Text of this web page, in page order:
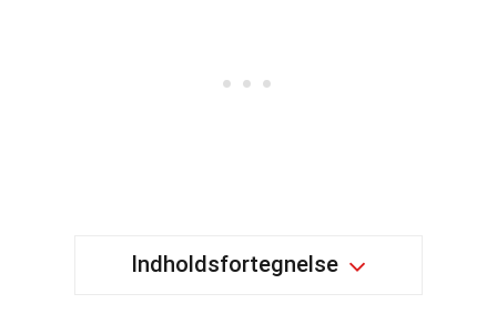
Indholdsfortegnelse